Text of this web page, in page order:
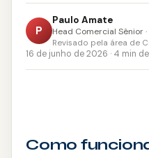
Portabilidade
Imóveis
P
Paulo Amate
Head Comercial Sênior
Revisado pela área de
16 de junho de 2026 · 4 min
Como